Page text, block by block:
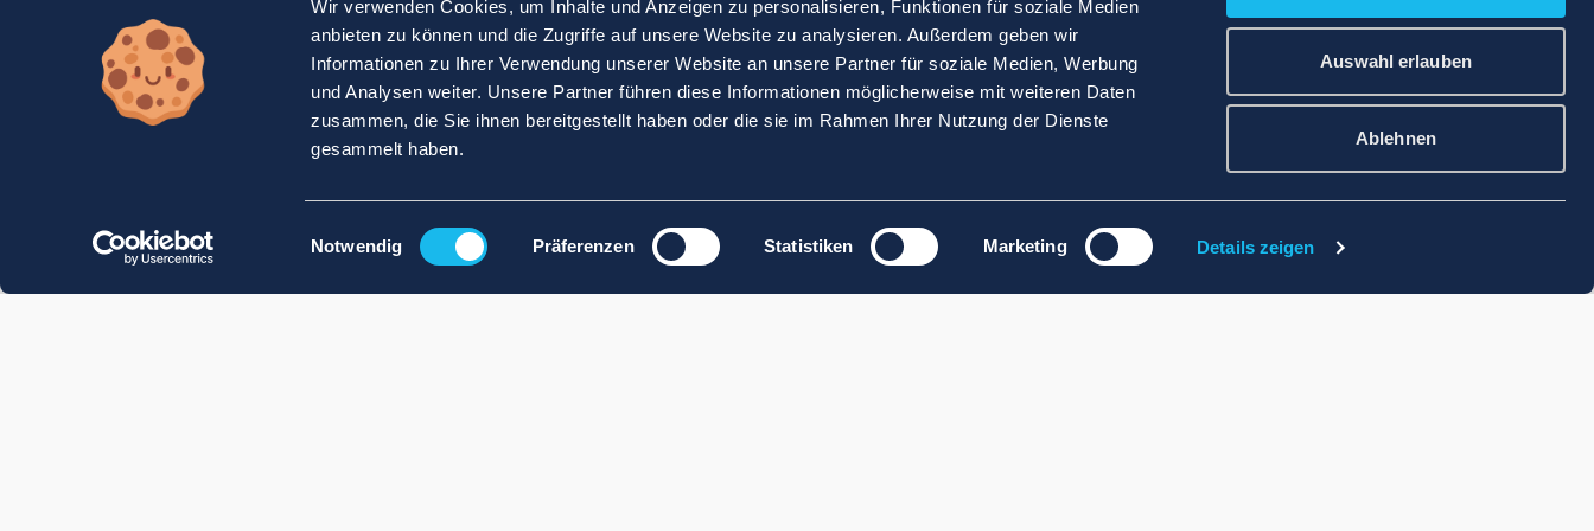
Wir verwenden Cookies, um Inhalte und Anzeigen zu personalisieren, Funktionen für soziale Medien
anbieten zu können und die Zugriffe auf unsere Website zu analysieren. Außerdem geben wir
Informationen zu Ihrer Verwendung unserer Website an unsere Partner für soziale Medien, Werbung
und Analysen weiter. Unsere Partner führen diese Informationen möglicherweise mit weiteren Daten
zusammen, die Sie ihnen bereitgestellt haben oder die sie im Rahmen Ihrer Nutzung der Dienste
gesammelt haben.
Einwilligungsauswahl
Notwendig Präferenzen Statistiken Marketing Details zeigen
Auswahl erlauben
Ablehnen